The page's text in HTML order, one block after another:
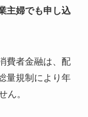
主婦でも申し込
費者金融は、配
量規制により年
ん。